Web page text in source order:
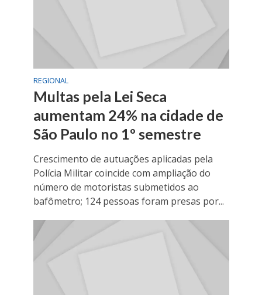
REGIONAL
Multas pela Lei Seca
aumentam 24% na cidade de
São Paulo no 1º semestre
Crescimento de autuações aplicadas pela
Polícia Militar coincide com ampliação do
número de motoristas submetidos ao
bafômetro; 124 pessoas foram presas por...